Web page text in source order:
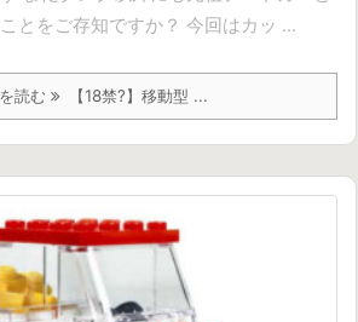
とをご存知ですか？ 今回はカッ ...
読む 【18禁?】移動型 ...